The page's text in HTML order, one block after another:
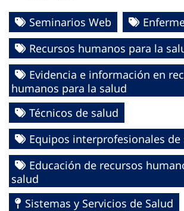
Seminarios Web
Recursos humanos para la
Evidencia e información en
humanos para la salud
Técnicos de salud
Equipos interprofesionales de
Educación de recursos
salud
Sistemas y Servicios de Salud